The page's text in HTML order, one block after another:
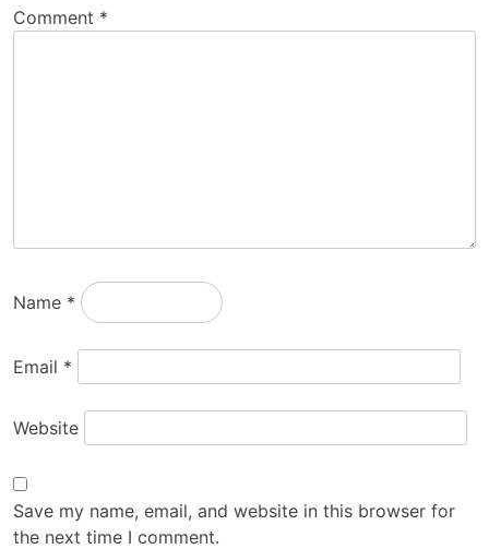
Comment *
Name *
Email *
Website
Save my name, email, and website in this browser for
the next time I comment.